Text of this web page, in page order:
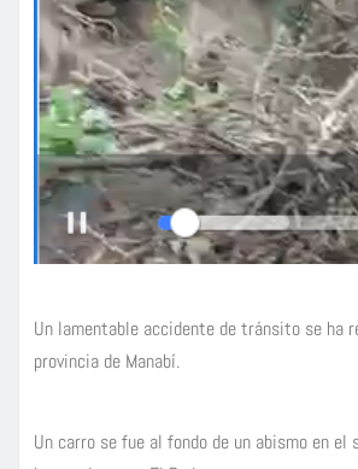
Un lamentable accidente de tránsito se ha
provincia de Manabí.
Un carro se fue al fondo de un abismo en